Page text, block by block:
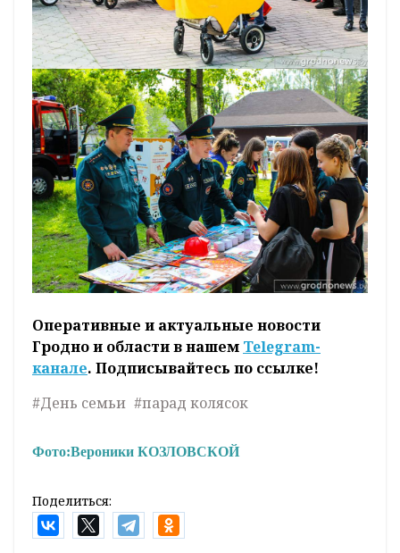
Оперативные и актуальные новости
Гродно и области в нашем Telegram-
канале. Подписывайтесь по ссылке!
#День семьи #парад колясок
Фото:Вероники КОЗЛОВСКОЙ
Поделиться: